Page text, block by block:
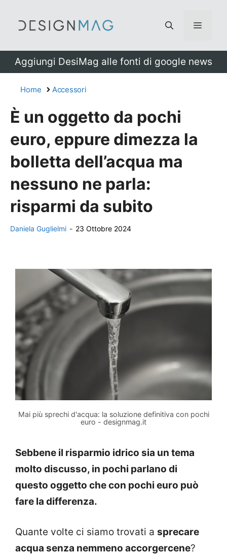
Menu
Aggiungi DesiMag alle fonti di google news
Home Accessori
È un oggetto da pochi
euro, eppure dimezza la
bolletta dell’acqua ma
nessuno ne parla:
risparmi da subito
Daniela Guglielmi - 23 Ottobre 2024
Mai più sprechi d'acqua: la soluzione definitiva con pochi
euro - designmag.it
Sebbene il risparmio idrico sia un tema
molto discusso, in pochi parlano di
questo oggetto che con pochi euro può
fare la differenza.
Quante volte ci siamo trovati a sprecare
acqua senza nemmeno accorgercene?